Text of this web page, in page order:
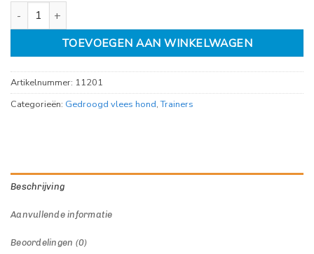
Carniwell Paardenvleestrainertjes 200gr aantal
TOEVOEGEN AAN WINKELWAGEN
Artikelnummer: 11201
Categorieën: Gedroogd vlees hond,Trainers
Beschrijving
Aanvullende informatie
Beoordelingen (0)